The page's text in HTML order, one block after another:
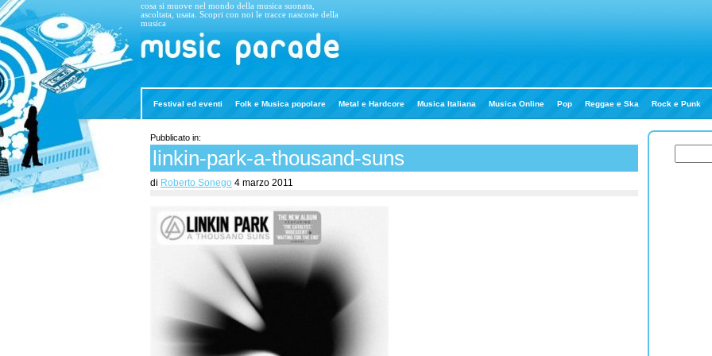
cosa si muove nel mondo della musica suonata,
ascoltata, usata. Scopri con noi le tracce nascoste della
musica
Festival ed eventi Folk e Musica popolare Metal e Hardcore Musica Italiana Musica Online Pop Reggae e Ska Rock e Punk
Pubblicato in:
linkin-park-a-thousand-suns
di Roberto Sonego 4 marzo 2011